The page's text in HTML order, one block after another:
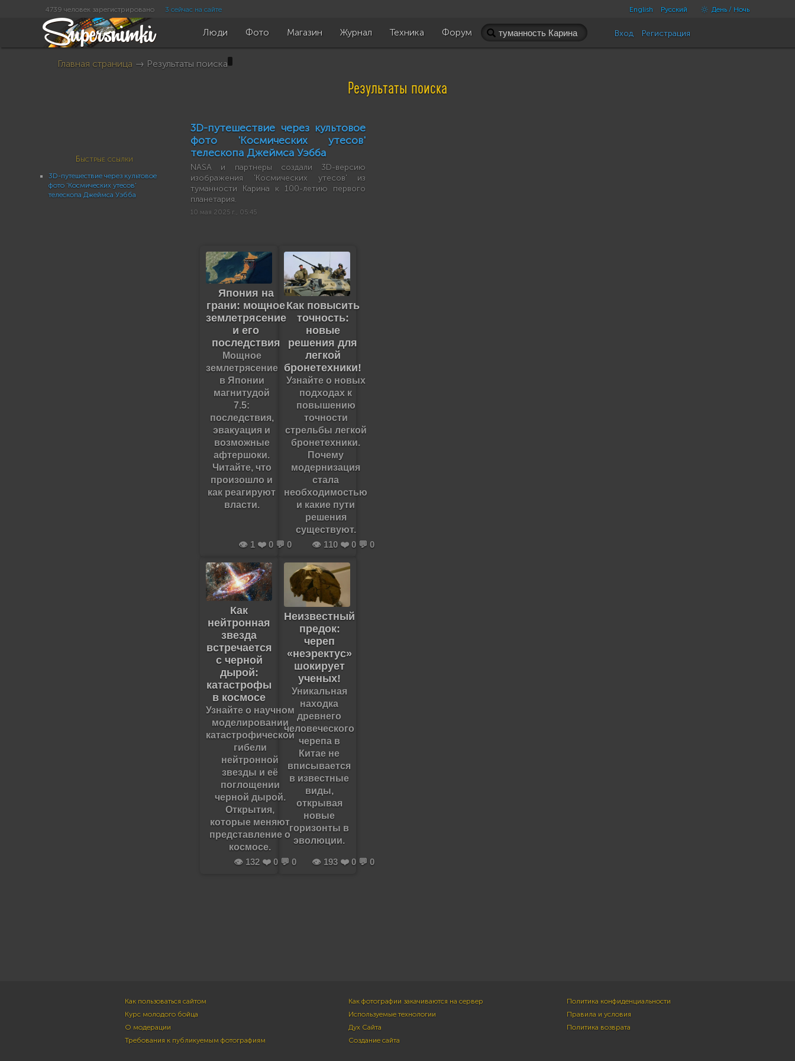
English Русский День / Ночь
4739 человек зарегистрировано 3 сейчас на сайте
Люди Фото Магазин Журнал Техника Форум Вход Регистрация
Главная страница → Результаты поиска
Результаты поиска
Быстрые ссылки
3D-путешествие через культовое
фото 'Космических утесов'
телескопа Джеймса Уэбба
3D-путешествие через культовое
фото 'Космических утесов'
телескопа Джеймса Уэбба
NASA и партнеры создали 3D-версию
изображения 'Космических утесов' из
туманности Карина к 100-летию первого
планетария.
10 мая 2025 г., 05:45
Япония на
грани: мощное
землетрясение
и его
последствия
Мощное
землетрясение
в Японии
магнитудой
7.5:
последствия,
эвакуация и
возможные
афтершоки.
Читайте, что
произошло и
как реагируют
власти.
👁️ 1 ❤️ 0 💬 0
Как повысить
точность:
новые
решения для
легкой
бронетехники!
Узнайте о новых
подходах к
повышению
точности
стрельбы легкой
бронетехники.
Почему
модернизация
стала
необходимостью
и какие пути
решения
существуют.
👁️ 110 ❤️ 0 💬 0
Как
нейтронная
звезда
встречается
с черной
дырой:
катастрофы
в космосе
Узнайте о научном
моделировании
катастрофической
гибели
нейтронной
звезды и её
поглощении
черной дырой.
Открытия,
которые меняют
представление о
космосе.
👁️ 132 ❤️ 0 💬 0
Неизвестный
предок:
череп
«неэректус»
шокирует
ученых!
Уникальная
находка
древнего
человеческого
черепа в
Китае не
вписывается
в известные
виды,
открывая
новые
горизонты в
эволюции.
👁️ 193 ❤️ 0 💬 0
Как пользоваться сайтом
Курс молодого бойца
О модерации
Требования к публикуемым фотографиям
Как фотографии закачиваются на сервер
Используемые технологии
Дух Сайта
Создание сайта
Политика конфиденциальности
Правила и условия
Политика возврата